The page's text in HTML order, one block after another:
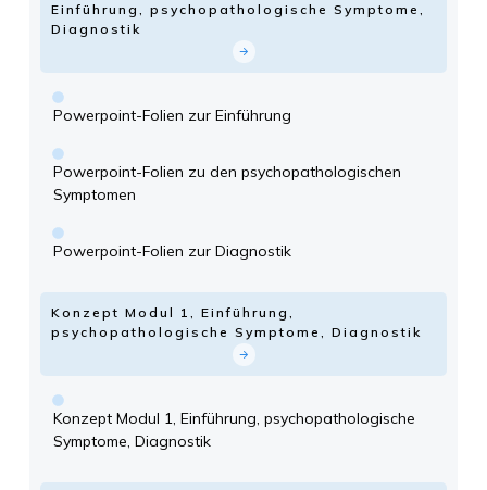
Einführung, psychopathologische Symptome,
Diagnostik
Powerpoint-Folien zur Einführung
Powerpoint-Folien zu den psychopathologischen
Symptomen
Powerpoint-Folien zur Diagnostik
Konzept Modul 1, Einführung,
psychopathologische Symptome, Diagnostik
Konzept Modul 1, Einführung, psychopathologische
Symptome, Diagnostik